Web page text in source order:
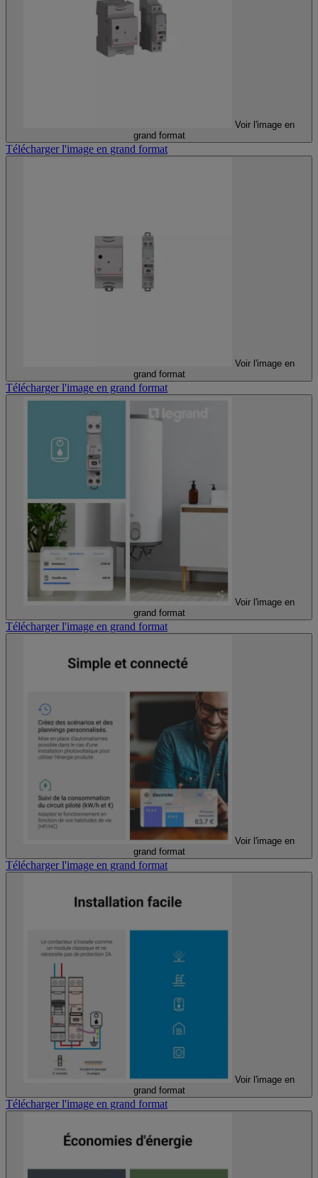
Voir l'image en
grand format
Télécharger l'image en grand format
Voir l'image en
grand format
Télécharger l'image en grand format
Voir l'image en
grand format
Télécharger l'image en grand format
Voir l'image en
grand format
Télécharger l'image en grand format
Voir l'image en
grand format
Télécharger l'image en grand format